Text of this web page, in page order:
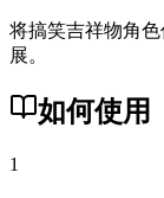
将搞笑吉祥物角
展。
如何使用
1